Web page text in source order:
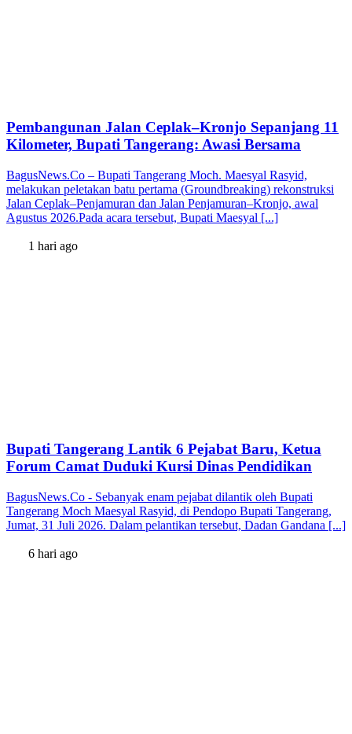
Pembangunan Jalan Ceplak–Kronjo Sepanjang 11
Kilometer, Bupati Tangerang: Awasi Bersama
BagusNews.Co – Bupati Tangerang Moch. Maesyal Rasyid,
melakukan peletakan batu pertama (Groundbreaking) rekonstruksi
Jalan Ceplak–Penjamuran dan Jalan Penjamuran–Kronjo, awal
Agustus 2026.Pada acara tersebut, Bupati Maesyal [...]
1 hari ago
Bupati Tangerang Lantik 6 Pejabat Baru, Ketua
Forum Camat Duduki Kursi Dinas Pendidikan
BagusNews.Co - Sebanyak enam pejabat dilantik oleh Bupati
Tangerang Moch Maesyal Rasyid, di Pendopo Bupati Tangerang,
Jumat, 31 Juli 2026. Dalam pelantikan tersebut, Dadan Gandana [...]
6 hari ago